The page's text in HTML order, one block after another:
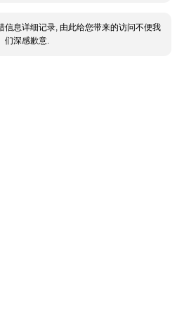
信息详细记录, 由此给您带来的访问不便我
们深感歉意.